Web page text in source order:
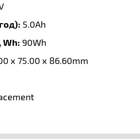
5.0Ah
Wh: 90Wh
x 75.00 x 86.60mm